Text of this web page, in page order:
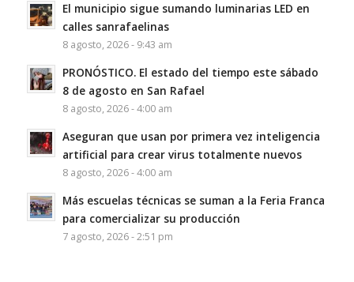
El municipio sigue sumando luminarias LED en
calles sanrafaelinas
8 agosto, 2026 - 9:43 am
PRONÓSTICO. El estado del tiempo este sábado
8 de agosto en San Rafael
8 agosto, 2026 - 4:00 am
Aseguran que usan por primera vez inteligencia
artificial para crear virus totalmente nuevos
8 agosto, 2026 - 4:00 am
Más escuelas técnicas se suman a la Feria Franca
para comercializar su producción
7 agosto, 2026 - 2:51 pm